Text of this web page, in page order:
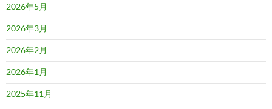
2026年5月
2026年3月
2026年2月
2026年1月
2025年11月